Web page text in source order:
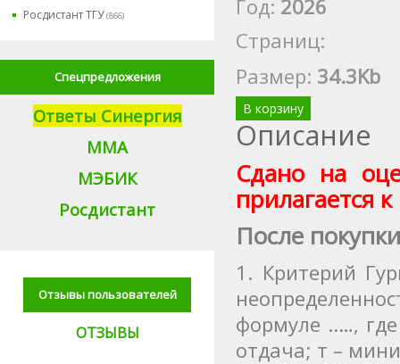
Росдистант ТГУ(866)
Спецпредложения
Ответы Синергия
ММА
МЭБИК
Росдистант
Отзывы пользователей
ОТЗЫВЫ
Год: 2026
Страниц:
Размер: 34.3Kb
В корзину
Описание
Сдано на
прилагается
После
1. Критерий
формуле ..…,
отдача; т –